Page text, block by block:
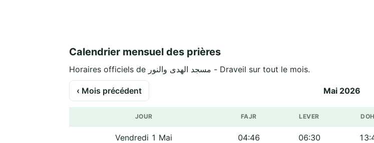
Calendrier mensuel des prières
Horaires officiels de مسجد الهدى والنور - Draveil sur tout le mois.
‹ Mois précédent Mai 2026
JOUR FAJR LEVER
Vendredi 1 Mai 04:46 06:30